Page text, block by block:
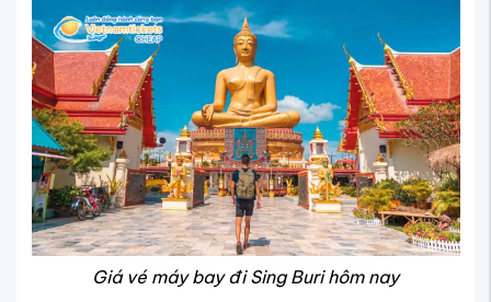
Giá vé máy bay đi Sing Buri hôm nay